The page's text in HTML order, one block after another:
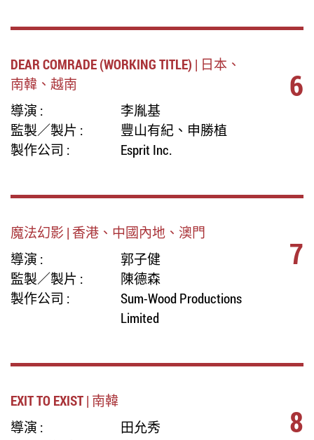
DEAR COMRADE (WORKING TITLE) | 日本、
南韓、越南
導演 :
李胤基
監製／製片 :
豐山有紀、申勝植
製作公司 :
Esprit Inc.
6
魔法幻影 | 香港、中國內地、澳門
導演 :
郭子健
監製／製片 :
陳德森
製作公司 :
Sum-Wood Productions
Limited
7
EXIT TO EXIST | 南韓
導演 :
田允秀
8